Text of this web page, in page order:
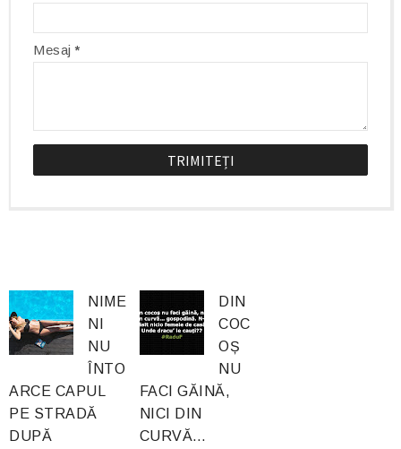
Mesaj*
NIME
NI
NU
ÎNTO
ARCE CAPUL
PE STRADĂ
DUPĂ
DIN
COC
OȘ
NU
FACI GĂINĂ,
NICI DIN
CURVĂ…